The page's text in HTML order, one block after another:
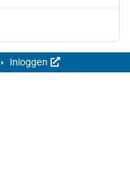
Inloggen